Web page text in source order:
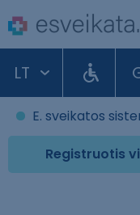
LT
E. sveikatos
Registruotis